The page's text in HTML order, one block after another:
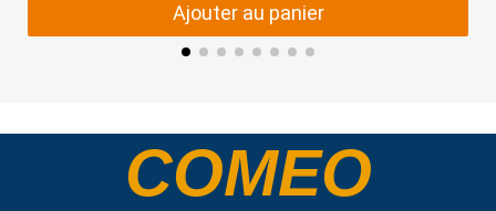
Ajouter au panier
COMEO